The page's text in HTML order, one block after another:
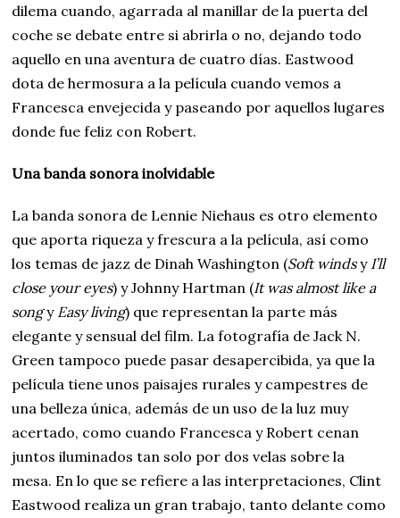
dilema cuando, agarrada al manillar de la puerta del
coche se debate entre si abrirla o no, dejando todo
aquello en una aventura de cuatro días. Eastwood
dota de hermosura a la película cuando vemos a
Francesca envejecida y paseando por aquellos lugares
donde fue feliz con Robert.
Una banda sonora inolvidable
La banda sonora de Lennie Niehaus es otro elemento
que aporta riqueza y frescura a la película, así como
los temas de jazz de Dinah Washington (Soft windsy I’ll
close your eyes) y Johnny Hartman (It was almost like a
songy Easy living) que representan la parte más
elegante y sensual del film. La fotografía de Jack N.
Green tampoco puede pasar desapercibida, ya que la
película tiene unos paisajes rurales y campestres de
una belleza única, además de un uso de la luz muy
acertado, como cuando Francesca y Robert cenan
juntos iluminados tan solo por dos velas sobre la
mesa. En lo que se refiere a las interpretaciones, Clint
Eastwood realiza un gran trabajo, tanto delante como